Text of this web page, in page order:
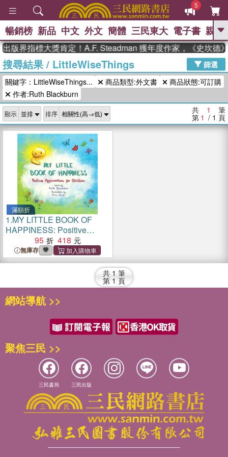
5
GO
熱搜： 東野圭吾 高希均教授回憶錄
、 The Odyssey 、 父親節 、 花開錦
繡 、 暑期推薦 、 方念華 、 台灣的
、 偉大的迷走神經 、 如果歷史是一
群喵
暢銷榜 新品 中文 外文 簡體 三民東大 電子書 親子
版界指標大獎肯定！A.F. Steadman 獲年度作家，《史坎德
搜尋結果/ LittleWiseThings
篩選
關鍵字：LittleWiseThings...
商品類型:外文書
商品狀態:可訂購
作者:Ruth Blackburn
顯示 排序 共 1 筆
第 1 / 1 頁
滿額折
1.MY LITTLE BOOK OF
HAPPINESS: Positive
Affirmations for Children
95 418
無庫存
共 1 筆
第 1 頁
網站導航 >>
聚焦三民 >>
三民書局 三民出版